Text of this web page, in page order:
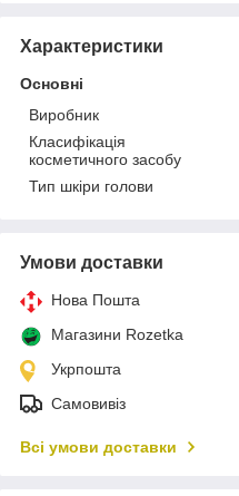
Характеристики
Основні
Виробник
Класифікація
косметичного засобу
Тип шкіри голови
Умови доставки
Нова Пошта
Магазини Rozetka
Укрпошта
Самовивіз
Всі умови доставки